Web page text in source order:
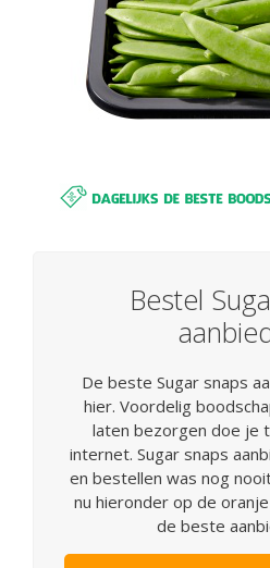
Bestel
De beste Sugar snaps
hier. Voordelig
laten bezorgen doe je
internet. Sugar snaps
en bestellen was nog
nu hieronder op de
de beste